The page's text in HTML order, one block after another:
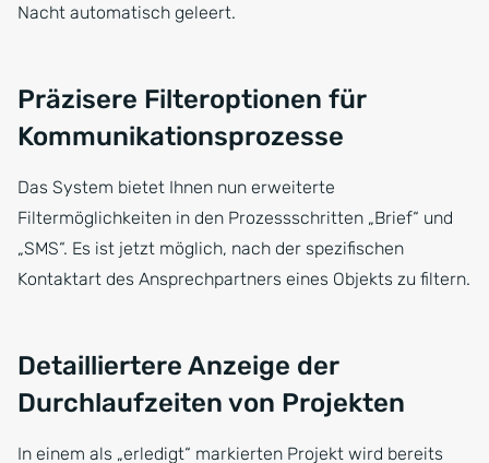
Nacht automatisch geleert.
Präzisere Filteroptionen für
Kommunikationsprozesse
Das System bietet Ihnen nun erweiterte
Filtermöglichkeiten in den Prozessschritten „Brief“ und
„SMS“. Es ist jetzt möglich, nach der spezifischen
Kontaktart des Ansprechpartners eines Objekts zu filtern.
Detailliertere Anzeige der
Durchlaufzeiten von Projekten
In einem als „erledigt“ markierten Projekt wird bereits